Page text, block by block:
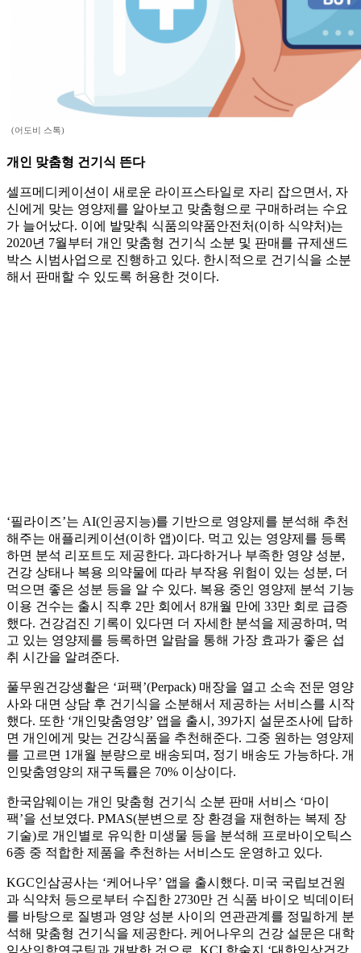
(어도비 스톡)
개인 맞춤형 건기식 뜬다
셀프메디케이션이 새로운 라이프스타일로 자리 잡으면서, 자
신에게 맞는 영양제를 알아보고 맞춤형으로 구매하려는 수요
가 늘어났다. 이에 발맞춰 식품의약품안전처(이하 식약처)는
2020년 7월부터 개인 맞춤형 건기식 소분 및 판매를 규제샌드
박스 시범사업으로 진행하고 있다. 한시적으로 건기식을 소분
해서 판매할 수 있도록 허용한 것이다.
‘필라이즈’는 AI(인공지능)를 기반으로 영양제를 분석해 추천
해주는 애플리케이션(이하 앱)이다. 먹고 있는 영양제를 등록
하면 분석 리포트도 제공한다. 과다하거나 부족한 영양 성분,
건강 상태나 복용 의약물에 따라 부작용 위험이 있는 성분, 더
먹으면 좋은 성분 등을 알 수 있다. 복용 중인 영양제 분석 기능
이용 건수는 출시 직후 2만 회에서 8개월 만에 33만 회로 급증
했다. 건강검진 기록이 있다면 더 자세한 분석을 제공하며, 먹
고 있는 영양제를 등록하면 알람을 통해 가장 효과가 좋은 섭
취 시간을 알려준다.
풀무원건강생활은 ‘퍼팩’(Perpack) 매장을 열고 소속 전문 영양
사와 대면 상담 후 건기식을 소분해서 제공하는 서비스를 시작
했다. 또한 ‘개인맞춤영양’ 앱을 출시, 39가지 설문조사에 답하
면 개인에게 맞는 건강식품을 추천해준다. 그중 원하는 영양제
를 고르면 1개월 분량으로 배송되며, 정기 배송도 가능하다. 개
인맞춤영양의 재구독률은 70% 이상이다.
한국암웨이는 개인 맞춤형 건기식 소분 판매 서비스 ‘마이
팩’을 선보였다. PMAS(분변으로 장 환경을 재현하는 복제 장
기술)로 개인별로 유익한 미생물 등을 분석해 프로바이오틱스
6종 중 적합한 제품을 추천하는 서비스도 운영하고 있다.
KGC인삼공사는 ‘케어나우’ 앱을 출시했다. 미국 국립보건원
과 식약처 등으로부터 수집한 2730만 건 식품 바이오 빅데이터
를 바탕으로 질병과 영양 성분 사이의 연관관계를 정밀하게 분
석해 맞춤형 건기식을 제공한다. 케어나우의 건강 설문은 대학